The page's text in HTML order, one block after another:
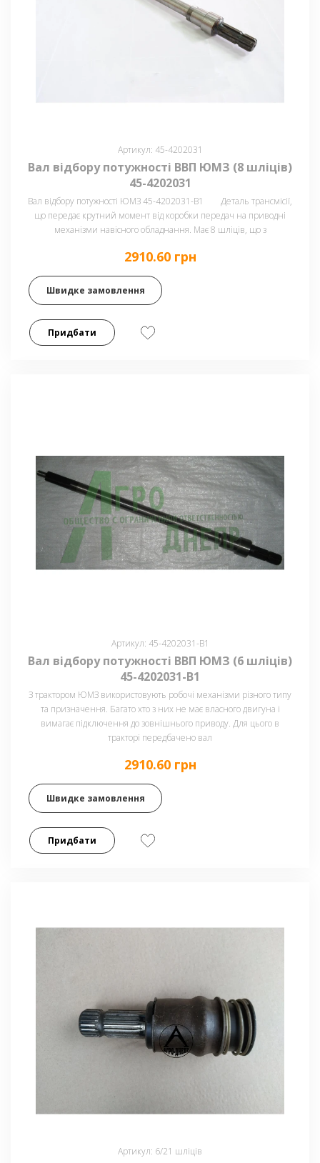
Артикул: 45-4202031
Вал відбору потужності ВВП ЮМЗ (8 шліців)
45-4202031
Вал відбору потужності ЮМЗ 45-4202031-В1 Деталь трансмісії,
що передає крутний момент від коробки передач на приводні
механізми навісного обладнання. Має 8 шліців, що з
2910.60 грн
Швидке замовлення
Придбати
Артикул: 45-4202031-В1
Вал відбору потужності ВВП ЮМЗ (6 шліців)
45-4202031-В1
З трактором ЮМЗ використовують робочі механізми різного типу
та призначення. Багато хто з них не має власного двигуна і
вимагає підключення до зовнішнього приводу. Для цього в
тракторі передбачено вал
2910.60 грн
Швидке замовлення
Придбати
Артикул: 6/21 шліців